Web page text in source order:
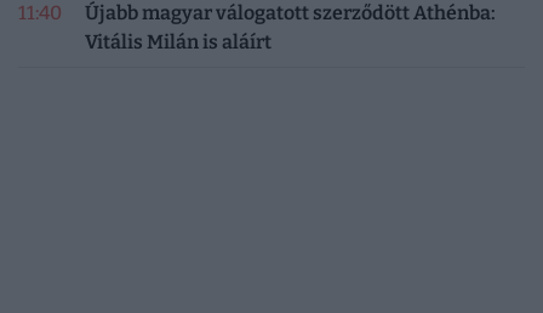
11:40
Újabb magyar válogatott szerződött Athénba:
Vitális Milán is aláírt